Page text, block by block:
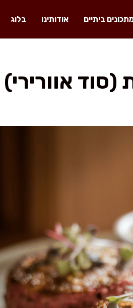
ביתיים אודותינו בלוג
(סוד אוורירי)